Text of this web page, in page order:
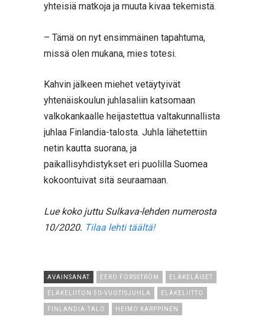
yhteisiä matkoja ja muuta kivaa tekemistä.
– Tämä on nyt ensimmäinen tapahtuma,
missä olen mukana, mies totesi.
Kahvin jälkeen miehet vetäytyivät
yhtenäiskoulun juhlasaliin katsomaan
valkokankaalle heijastettua valtakunnallista
juhlaa Finlandia-talosta. Juhla lähetettiin
netin kautta suorana, ja
paikallisyhdistykset eri puolilla Suomea
kokoontuivat sitä seuraamaan.
Lue koko juttu Sulkava-lehden numerosta
10/2020. Tilaa lehti täältä!
AVAINSANAT EERO FORSSTRÖM ELÄKELÄISET
ELÄKELIITON 50-VUOTISJUHLA ELÄKELIITTO
FINLANDIA-TALO HEIMO KARPPINEN